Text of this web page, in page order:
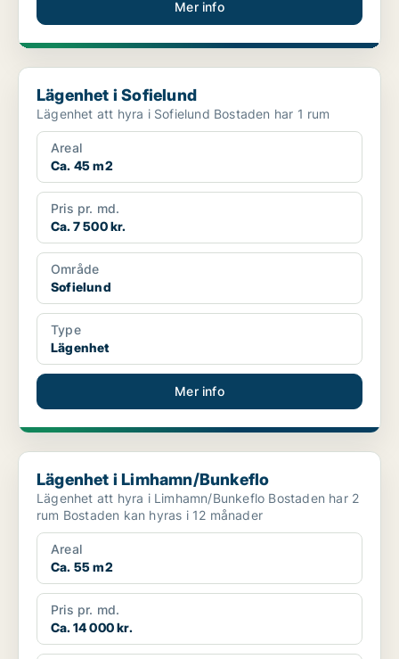
Mer info
Lägenhet i Sofielund
Lägenhet i Sofielund
Lägenhet att hyra i Sofielund Bostaden har 1 rum
Areal
Ca. 45 m2
Pris pr. md.
Ca. 7 500 kr.
Område
Sofielund
Type
Lägenhet
Mer info
Lägenhet i Limhamn/Bunkeflo
Lägenhet i Limhamn/Bunkeflo
Lägenhet att hyra i Limhamn/Bunkeflo Bostaden har 2
rum Bostaden kan hyras i 12 månader
Areal
Ca. 55 m2
Pris pr. md.
Ca. 14 000 kr.